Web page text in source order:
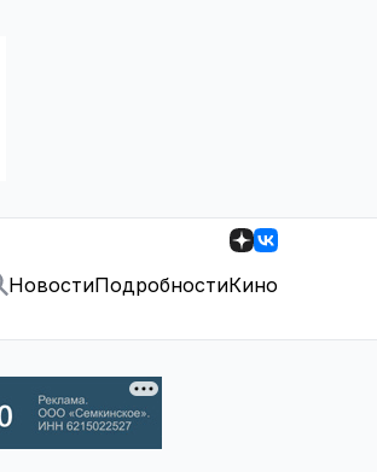
НовостиПодробностиКино